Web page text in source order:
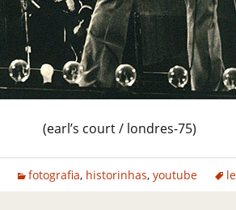
(earl’s court / londres-75)
fotografia, historinhas, youtube